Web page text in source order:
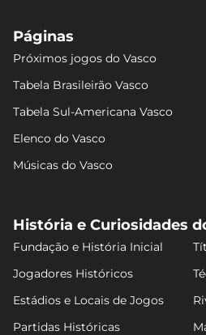
Páginas
Próximos jogos do Vasco
Tabela Brasileirão Vasco
Tabela Sul-Americana Vasco
Elenco do Vasco
Músicas do Vasco
História e Curiosidades
Fundação e História Inicial
Jogadores Históricos
Estádios e Locais de Jogos
Partidas Históricas